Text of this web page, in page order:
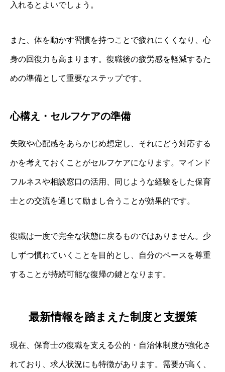
入れるとよいでしょう。
また、体を動かす習慣を持つことで疲れにくくなり、心
身の回復力も高まります。復職後の疲労感を軽減するた
めの準備として重要なステップです。
心構え・セルフケアの準備
失敗や心配感をあらかじめ想定し、それにどう対応する
かを考えておくことがセルフケアになります。マインド
フルネスや相談窓口の活用、同じような経験をした保育
士との交流を通じて励まし合うことが効果的です。
復職は一度で完全な状態に戻るものではありません。少
しずつ慣れていくことを目的とし、自分のペースを尊重
することが持続可能な復帰の鍵となります。
最新情報を踏まえた制度と支援策
現在、保育士の復職を支える公的・自治体制度が強化さ
れており、求人状況にも特徴があります。需要が高く、